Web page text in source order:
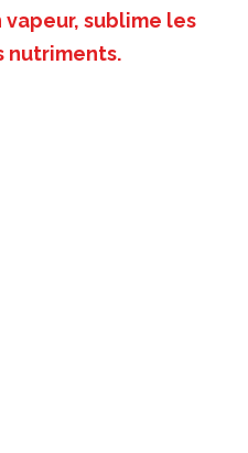
sublime les
nutriments.